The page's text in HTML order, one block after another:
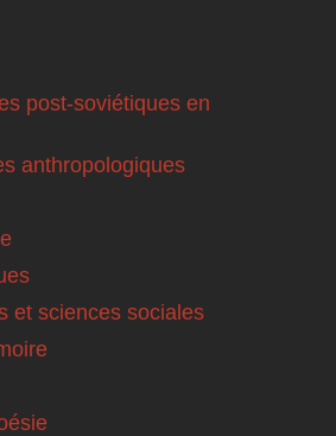
post-soviétiques en
anthropologiques
et sciences sociales